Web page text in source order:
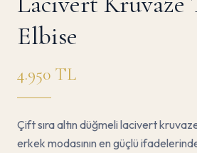
Elbise
4.950 TL
Çift sıra altın düğmeli lacivert
erkek modasının en güçlü